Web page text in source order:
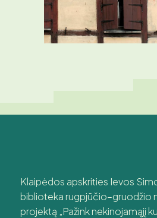
Klaipėdos apskrities Ievos
biblioteka rugpjūčio–gruodžio
projektą „Pažink nekinojamąjį